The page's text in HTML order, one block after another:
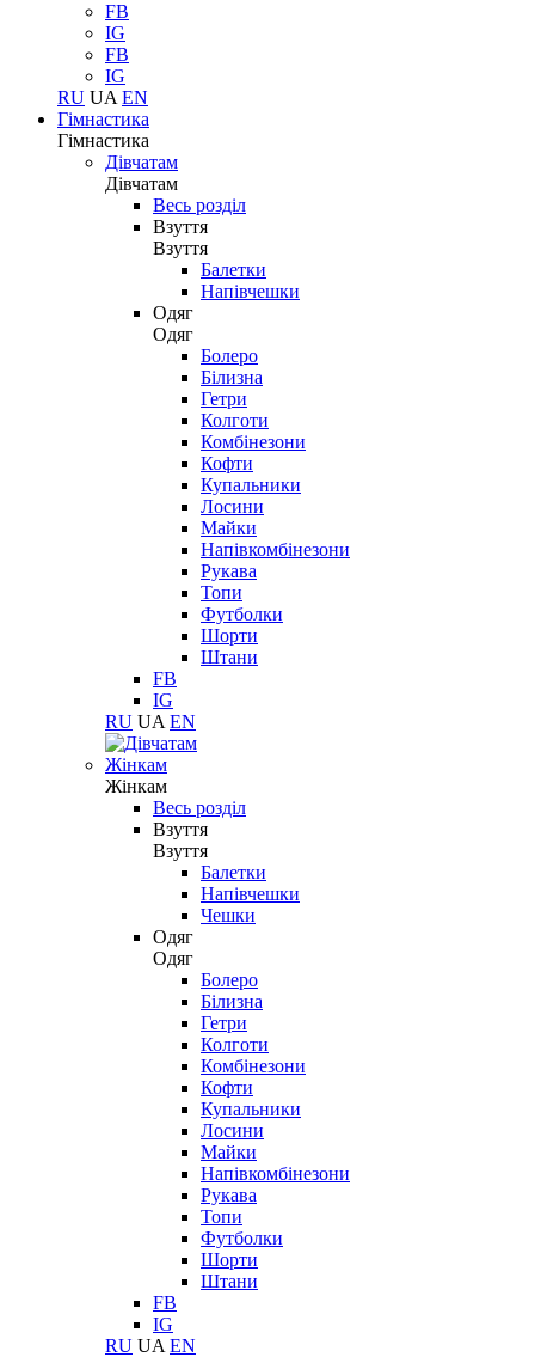
FB
IG
FB
IG
RU UA EN
Гімнастика
Гімнастика
Дівчатам
Дівчатам
Весь розділ
Взуття
Взуття
Балетки
Напівчешки
Одяг
Одяг
Болеро
Білизна
Гетри
Колготи
Комбінезони
Кофти
Купальники
Лосини
Майки
Напівкомбінезони
Рукава
Топи
Футболки
Шорти
Штани
FB
IG
RU UA EN
Жінкам
Жінкам
Весь розділ
Взуття
Взуття
Балетки
Напівчешки
Чешки
Одяг
Одяг
Болеро
Білизна
Гетри
Колготи
Комбінезони
Кофти
Купальники
Лосини
Майки
Напівкомбінезони
Рукава
Топи
Футболки
Шорти
Штани
FB
IG
RU UA EN